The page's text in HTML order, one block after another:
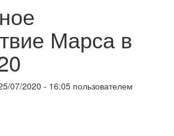
Марса в
07/2020 - 16:05 пользователем